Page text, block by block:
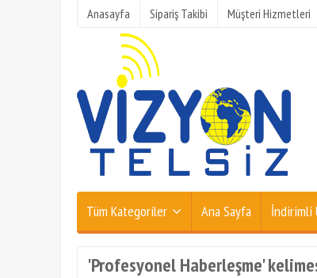
Anasayfa Sipariş Takibi Müşteri Hizmetleri
Tüm Kategoriler Ana Sayfa İndirimli
'Profesyonel Haberleşme'